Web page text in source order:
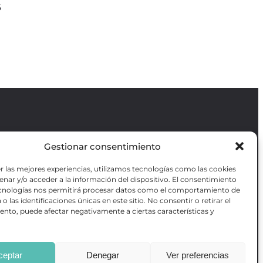
Gestionar consentimiento
las mejores experiencias, utilizamos tecnologías como las cookies
y/o acceder a la información del dispositivo. El consentimiento
nos permitirá procesar datos como el comportamiento de
o las identificaciones únicas en este sitio. No consentir o retirar el
puede afectar negativamente a ciertas características y
Denegar Ver preferencias
OBRAS
DE
Revista GODOT
es una revista
sobre artes escénicas de Madrid, gratuita y
que se distribuye en espacios escénicos,
además de otros puntos de interés turístico
y de ocio de la capital.